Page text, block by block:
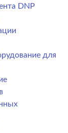
DNP
для